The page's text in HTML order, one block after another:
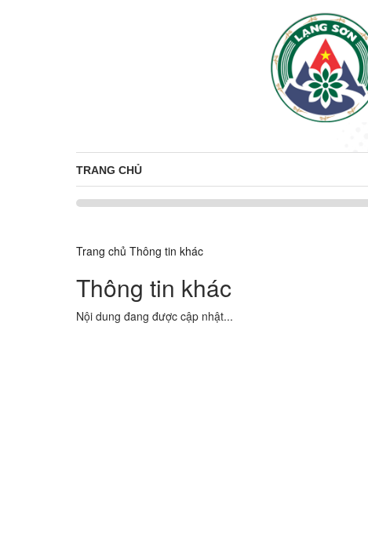
TRANG CHỦ
Trang chủ Thông tin khác
Thông tin khác
Nội dung đang được cập nhật...